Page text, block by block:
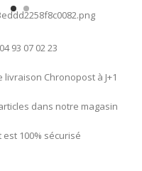
93 07 02 23
Chronopost à J+1
dans notre magasin
100% sécurisé